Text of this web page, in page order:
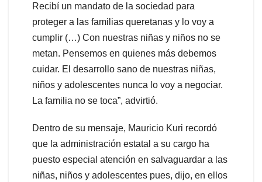
Recibí un mandato de la sociedad para
proteger a las familias queretanas y lo voy a
cumplir (…) Con nuestras niñas y niños no se
metan. Pensemos en quienes más debemos
cuidar. El desarrollo sano de nuestras niñas,
niños y adolescentes nunca lo voy a negociar.
La familia no se toca”, advirtió.
Dentro de su mensaje, Mauricio Kuri recordó
que la administración estatal a su cargo ha
puesto especial atención en salvaguardar a las
niñas, niños y adolescentes pues, dijo, en ellos